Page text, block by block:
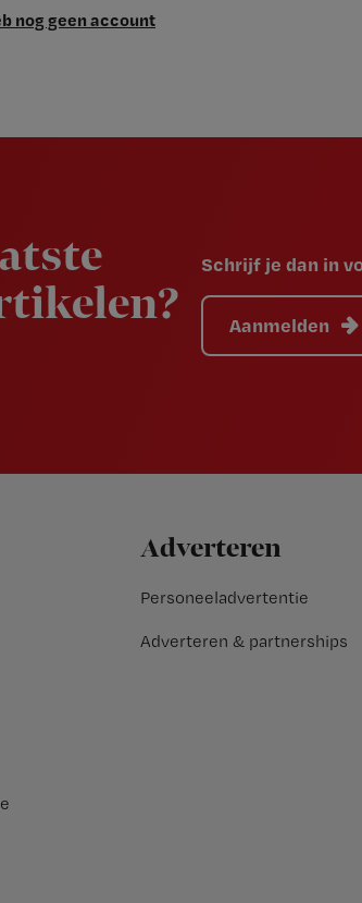
nog geen account
Schrijf je dan in
Aanmelden
Adverteren
Personeeladvertentie
Adverteren & partnerships